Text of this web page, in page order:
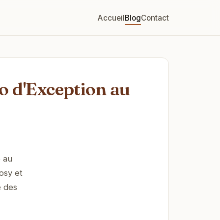
AccueilBlogContact
d'Exception au
au
et
des